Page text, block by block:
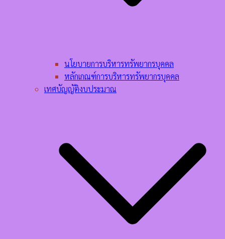
นโยบายการบริหารทรัพยากรบุคคล​
หลักเกณฑ์การบริหารทรัพยากรบุคคล​
เทศบัญญัติงบประมาณ